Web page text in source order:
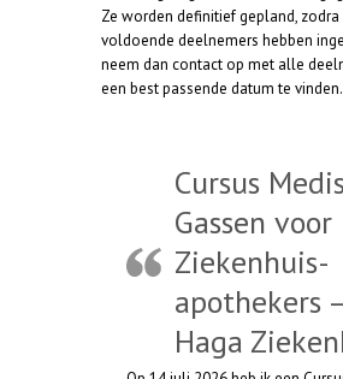
h
tZe worden definitief gepland, zodra
voldoende deelnemers hebben
neem dan contact op met alle
een best passende datum te vinden.
Cursus
Gassen voor
Ziekenhuis-
apothekers –
Haga